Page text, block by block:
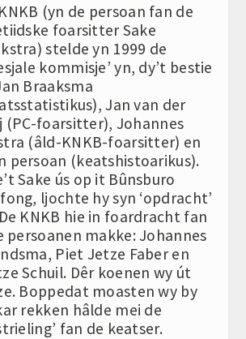
(yn de persoan fan de
foarsitter Sake
stelde yn 1999 de
kommisje’ yn, dy’t bestie
Braaksma
Jan van der
(PC-foarsitter), Johannes
(âld-KNKB-foarsitter) en
persoan (keatshistoarikus).
Sake ús op it Bûnsburo
ljochte hy syn ‘opdracht’
KNKB hie in foardracht fan
persoanen makke: Johannes
Piet Jetze Faber en
Schuil. Dêr koenen wy út
Boppedat moasten wy by
rekken hâlde mei de
fan de keatser.